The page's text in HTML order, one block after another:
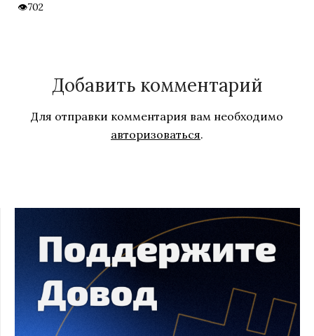
702
Добавить комментарий
Для отправки комментария вам необходимо
авторизоваться.